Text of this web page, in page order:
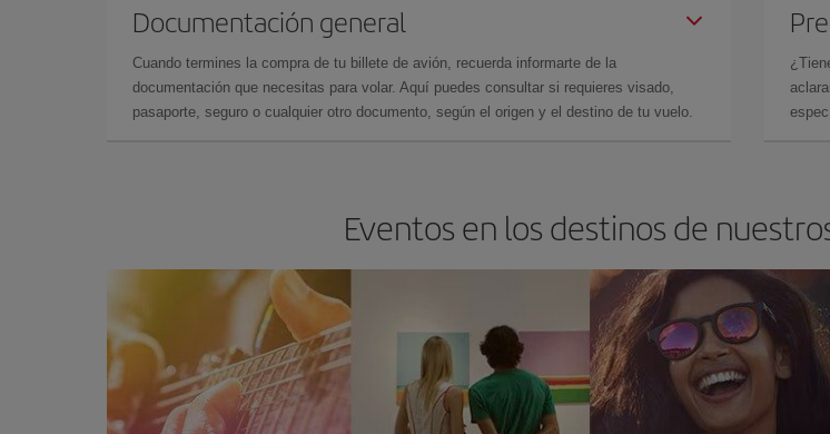
Documentación general
Cuando termines la compra de tu billete de avión, recuerda informarte de la
documentación que necesitas para volar. Aquí puedes consultar si requieres visado,
pasaporte, seguro o cualquier otro documento, según el origen y el destino de tu vuelo.
Eventos en los destinos de